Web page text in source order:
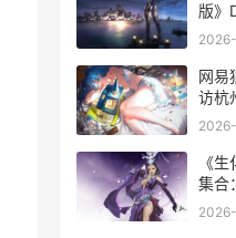
版》
范
网易
访杭
杭品
《
集合
化好